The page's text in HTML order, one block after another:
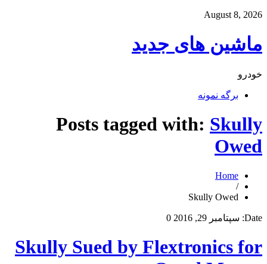
August 8, 2026
ماشین های جدید
خودرو
برگه نمونه
Posts tagged with: Skully
Owed
Home
/
Skully Owed
Date: سپتامبر 29, 2016 0
Skully Sued by Flextronics for